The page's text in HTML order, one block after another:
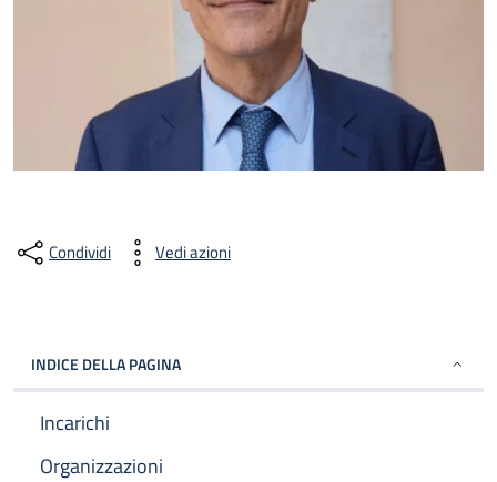
Condividi Vedi azioni
INDICE DELLA PAGINA
Incarichi
Organizzazioni